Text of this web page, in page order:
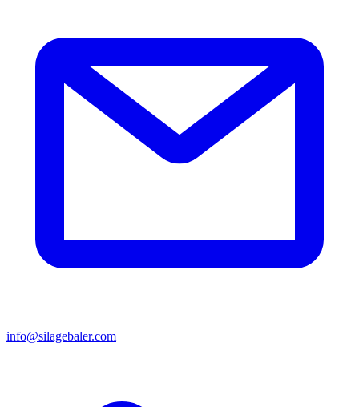
info@silagebaler.com